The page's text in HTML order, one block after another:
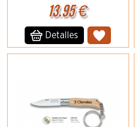
13.95€
Detalles